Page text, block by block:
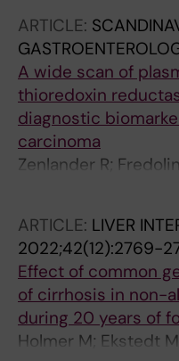
ARTICLE:
A wide scan of
thioredoxin
diagnostic
carcinoma
Zenlander R;
Pahlsson P;
ARTICLE: LIVER
2022;42(12):2769-
Effect of common
of cirrhosis in non-
during 20 years of
Holmer M; Ekstedt